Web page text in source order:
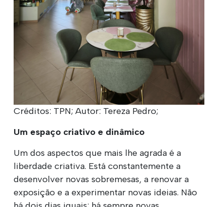
Créditos: TPN; Autor: Tereza Pedro;
Um espaço criativo e dinâmico
Um dos aspectos que mais lhe agrada é a
liberdade criativa. Está constantemente a
desenvolver novas sobremesas, a renovar a
exposição e a experimentar novas ideias. Não